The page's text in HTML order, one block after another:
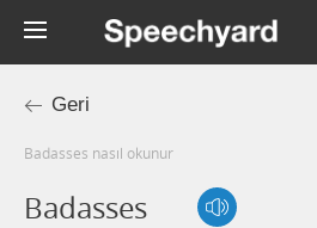
Geri
badasses nasıl okunur
Badasses